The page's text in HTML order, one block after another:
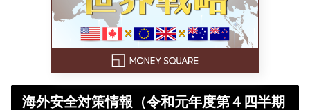
海外安全対策情報（令和元年度第４四半期